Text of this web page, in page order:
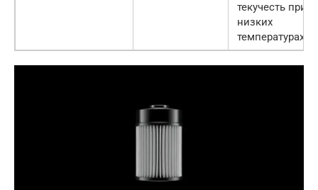
текучесть при
низких
температурах